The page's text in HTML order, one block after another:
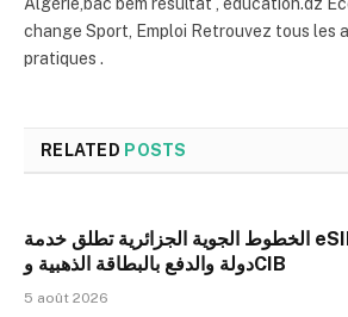
change Sport, Emploi Retrouvez tous les
pratiques .
RELATED POSTS
الخطوط الجوية الجزائرية تطلق خدمة eSIM: إنترنت في 190
دولة والدفع بالبطاقة الذهبية وCIB
5 août 2026